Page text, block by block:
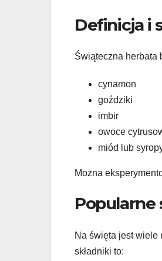
Definicja i
Świąteczna herbata
cynamon
goździki
imbir
owoce
miód lub
Można
Popularne
Na święta jest wiele
składniki to: